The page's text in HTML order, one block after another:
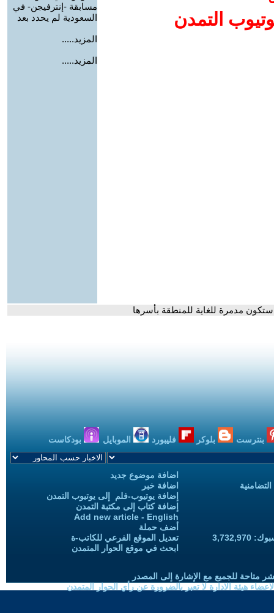
التمدن
مسابقة -إنترفيجن- في
السعودية لم يحدد بعد
المزيد.....
المزيد.....
مدمرة للغاية للمنطقة بأسرها
بنترست بلوكر فليبورد الموبايل بودكاست
اضافة موضوع جديد
اضافة خبر
إضافة يوتيوب-فلم إلى يوتيوب التمدن
إضافة كتاب إلى مكتبة التمدن
Add new article - English
أضف حملة
تعديل الموقع الفرعي للكاتب-ة
ابحث في موقع الحوار المتمدن
متاحة للجميع مع الإشارة إلى المصدر
هيئة الادارة لا تعبر بالضرورة عن رأي الحوار المتمدن